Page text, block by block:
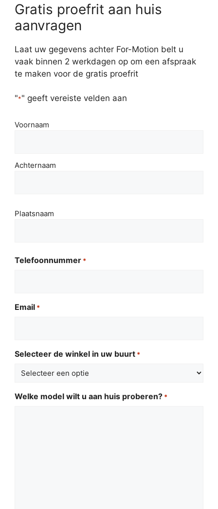
Gratis proefrit aan huis
aanvragen
Laat uw gegevens achter For-Motion belt u
vaak binnen 2 werkdagen op om een afspraak
te maken voor de gratis proefrit
"*" geeft vereiste velden aan
*
Voornaam
Achternaam
*
Plaatsnaam
Telefoonnummer *
Email *
Selecteer de winkel in uw buurt *
Welke model wilt u aan huis proberen? *